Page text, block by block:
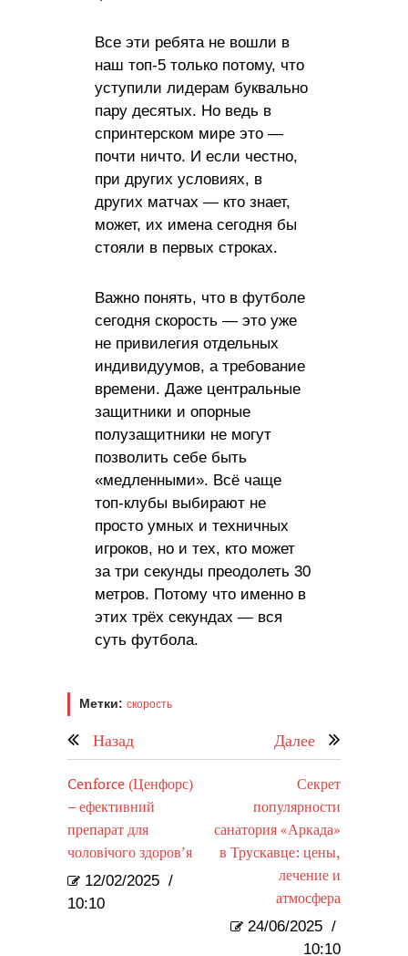
Все эти ребята не вошли в
наш топ-5 только потому, что
уступили лидерам буквально
пару десятых. Но ведь в
спринтерском мире это —
почти ничто. И если честно,
при других условиях, в
других матчах — кто знает,
может, их имена сегодня бы
стояли в первых строках.
Важно понять, что в футболе
сегодня скорость — это уже
не привилегия отдельных
индивидуумов, а требование
времени. Даже центральные
защитники и опорные
полузащитники не могут
позволить себе быть
«медленными». Всё чаще
топ-клубы выбирают не
просто умных и техничных
игроков, но и тех, кто может
за три секунды преодолеть 30
метров. Потому что именно в
этих трёх секундах — вся
суть футбола.
Метки: скорость
Назад Далее
Cenforce (Ценфорс)
– ефективний
препарат для
чоловічого здоров’я
12/02/2025 /
10:10
Секрет
популярности
санатория «Аркада»
в Трускавце: цены,
лечение и
атмосфера
24/06/2025 /
10:10